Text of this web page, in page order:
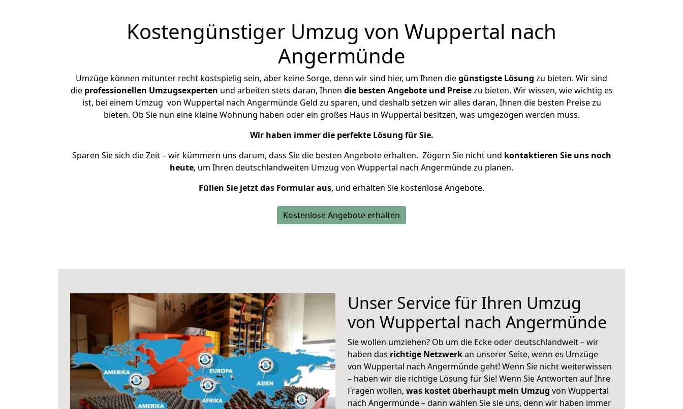
Kostengünstiger Umzug von Wuppertal nach
Angermünde
Umzüge können mitunter recht kostspielig sein, aber keine Sorge, denn wir sind hier, um Ihnen diegünstigste Lösung zu bieten. Wir sind
die professionellen Umzugsexperten und arbeiten stets daran, Ihnen die besten Angebote und Preisezu bieten. Wir wissen, wie wichtig es
ist, bei einem Umzug von Wuppertal nach Angermünde Geld zu sparen, und deshalb setzen wir alles daran, Ihnen die besten Preise zu
bieten. Ob Sie nun eine kleine Wohnung haben oder ein großes Haus in Wuppertal besitzen, was umgezogen werden muss.
Wir haben immer die perfekte Lösung für Sie.
Sparen Sie sich die Zeit – wir kümmern uns darum, dass Sie die besten Angebote erhalten. Zögern Sie nicht und kontaktieren Sie uns noch
heute, um Ihren deutschlandweiten Umzug von Wuppertal nach Angermünde zu planen.
Füllen Sie jetzt das Formular aus, und erhalten Sie kostenlose Angebote.
Kostenlose Angebote erhalten
Unser Service für Ihren Umzug
von Wuppertal nach Angermünde
Sie wollen umziehen? Ob um die Ecke oder deutschlandweit – wir
haben das richtige Netzwerkan unserer Seite, wenn es Umzüge
von Wuppertal nach Angermünde geht! Wenn Sie nicht weiterwissen
– haben wir die richtige Lösung für Sie! Wenn Sie Antworten auf Ihre
Fragen wollen, was kostet überhaupt mein Umzug von Wuppertal
nach Angermünde – dann wählen Sie sie uns, denn wir haben immer